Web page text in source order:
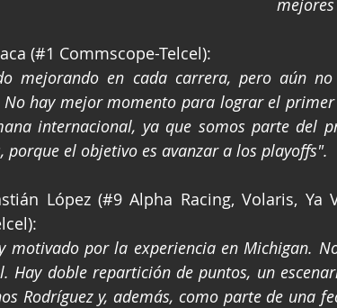
(#1 Commscope-Telcel):
mejorando en cada carrera, pero aún
No hay mejor momento para lograr el
internacional, ya que somos parte del
porque el objetivo es avanzar a los playoffs".
López (#9 Alpha Racing, Volaris, Ya
motivado por la experiencia en Michigan.
Hay doble repartición de puntos, un
Rodríguez y, además, como parte de una